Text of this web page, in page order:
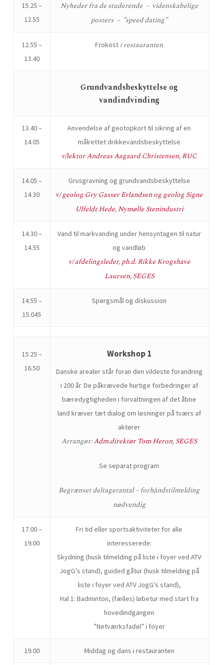
15.25 –
12.55
Nyheder fra de studerende – videnskabelige
posters – ”speed dating”
12.55 –
13.40
Frokost i restauranten
Grundvandsbeskyttelse og
vandindvinding
13.40 –
14.05
Anvendelse af geotopkort til sikring af en
målrettet drikkevandsbeskyttelse
v/lektor Andreas Aagaard Christensen, RUC
14.05 –
14.30
Grusgravning og grundvandsbeskyttelse
v/ geolog Gry Gasser Erlandsen og geolog Signe
Ulfeldt Hede, Nymølle Stenindustri
14.30 –
14.55
Vand til markvanding under hensyntagen til natur
og vandløb
v/ afdelingsleder, ph.d. Rikke Krogshave
Laursen, SEGES
14.55 –
15.045
Spørgsmål og diskussion
15.25 –
16.50
Workshop 1
Danske arealer står foran den vildeste forandring
i 200 år. De påkrævede hurtige forbedringer af
bæredygtigheden i forvaltningen af det åbne
land kræver tæt dialog om løsninger på tværs af
aktører
Arrangør:Adm.direktør Tom Heron, SEGES
Se separat program
Begrænset deltagerantal –forhåndstilmelding
nødvendig
17.00 –
19.00
Fri tid eller sportsaktiviteter for alle
interesserede:
Skydning (husk tilmelding på liste i foyer ved ATV
JogG’s stand), guided gåtur (husk tilmelding på
liste i foyer ved ATV JogG’s stand),
Hal 1: Badminton, (fælles) løbetur med start fra
hovedindgangen
”Netværksfadøl” i foyer
19.00 Middag og dans i restauranten